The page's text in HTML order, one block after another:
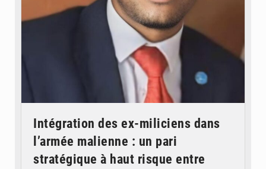
Intégration des ex-miliciens dans
l’armée malienne : un pari
stratégique à haut risque entre